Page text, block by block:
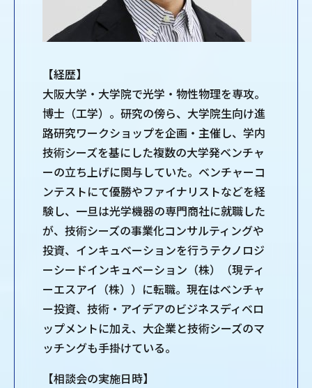
【経歴】
大阪大学・大学院で光学・物性物理を専攻。
博士（工学）。研究の傍ら、大学院生向け進
路研究ワークショップを企画・主催し、学内
技術シーズを基にした複数の大学発ベンチャ
ーの立ち上げに関与していた。ベンチャーコ
ンテストにて優勝やファイナリストなどを経
験し、一旦は光学機器の専門商社に就職した
が、技術シーズの事業化コンサルティングや
投資、インキュベーションを行うテクノロジ
ーシードインキュベーション（株）（現ティ
ーエスアイ（株））に転職。現在はベンチャ
ー投資、技術・アイデアのビジネスディベロ
ップメントに加え、大企業と技術シーズのマ
ッチングも手掛けている。
【相談会の実施日時】